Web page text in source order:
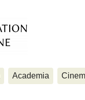
Academia